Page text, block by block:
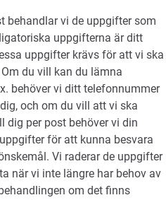
behandlar vi de uppgifter som
uppgifterna är ditt
uppgifter krävs för att vi ska
du vill kan du lämna
behöver vi ditt telefonnummer
och om du vill att vi ska
per post behöver vi din
för att kunna besvara
Vi raderar de uppgifter
när vi inte längre har behov av
om det finns